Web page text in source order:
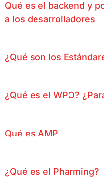
Qué es el backend y
a los desarrolladores
¿Qué son los
¿Qué es el WPO?
Qué es AMP
¿Qué es el Pharming?